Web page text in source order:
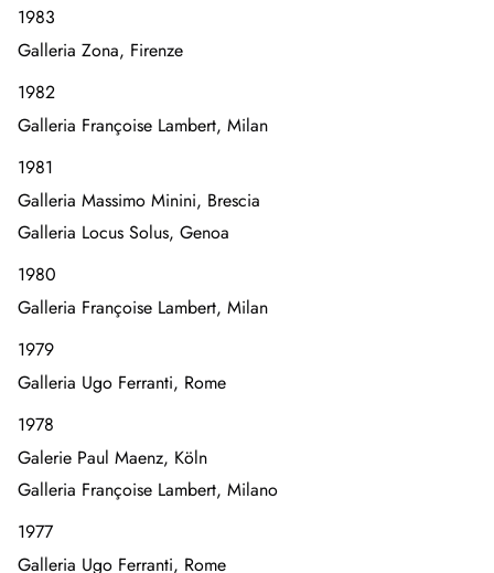
1983
Galleria Zona, Firenze
1982
Galleria Françoise Lambert, Milan
1981
Galleria Massimo Minini, Brescia
Galleria Locus Solus, Genoa
1980
Galleria Françoise Lambert, Milan
1979
Galleria Ugo Ferranti, Rome
1978
Galerie Paul Maenz, Köln
Galleria Françoise Lambert, Milano
1977
Galleria Ugo Ferranti, Rome